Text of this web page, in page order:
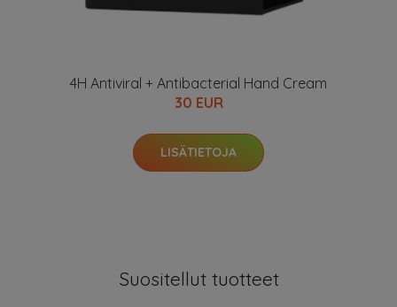
4H Antiviral + Antibacterial Hand Cream
30 EUR
LISÄTIETOJA
Suositellut tuotteet